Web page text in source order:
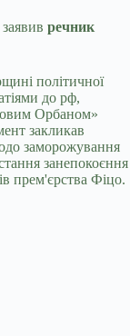
речник
політичної
до рф,
Орбаном»
закликав
заморожування
занепокоєння
прем'єрства Фіцо.